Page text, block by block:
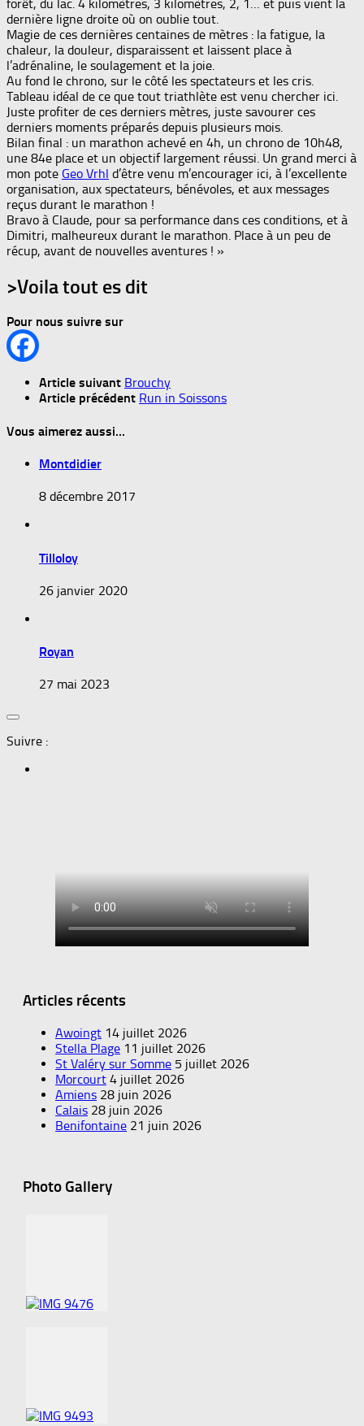
forêt, du lac. 4 kilomètres, 3 kilomètres, 2, 1… et puis vient la
dernière ligne droite où on oublie tout.
Magie de ces dernières centaines de mètres : la fatigue, la
chaleur, la douleur, disparaissent et laissent place à
l’adrénaline, le soulagement et la joie.
Au fond le chrono, sur le côté les spectateurs et les cris.
Tableau idéal de ce que tout triathlète est venu chercher ici.
Juste profiter de ces derniers mètres, juste savourer ces
derniers moments préparés depuis plusieurs mois.
Bilan final : un marathon achevé en 4h, un chrono de 10h48,
une 84e place et un objectif largement réussi. Un grand merci à
mon pote Geo Vrhl d’être venu m’encourager ici, à l’excellente
organisation, aux spectateurs, bénévoles, et aux messages
reçus durant le marathon !
Bravo à Claude, pour sa performance dans ces conditions, et à
Dimitri, malheureux durant le marathon. Place à un peu de
récup, avant de nouvelles aventures ! »
>Voila tout es dit
Pour nous suivre sur
Article suivant Brouchy
Article précédent Run in Soissons
Vous aimerez aussi...
Montdidier
8 décembre 2017
Tilloloy
26 janvier 2020
Royan
27 mai 2023
Suivre :
Articles récents
Awoingt 14 juillet 2026
Stella Plage 11 juillet 2026
St Valéry sur Somme 5 juillet 2026
Morcourt 4 juillet 2026
Amiens 28 juin 2026
Calais 28 juin 2026
Benifontaine 21 juin 2026
Photo Gallery